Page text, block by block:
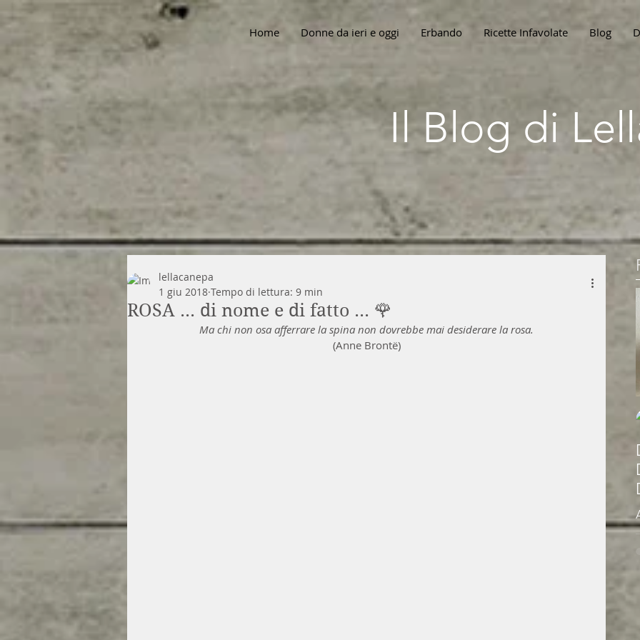
Home Donne da ieri e oggi Erbando Ricette Infavolate Blog
Il Blog di
ROSA ... di nome e di fatto ... 🌹
lellacanepa
1 giu 2018 Tempo di lettura: 9 min
Ma chi non osa afferrare la spina non dovrebbe mai desiderare la rosa.
(Anne Brontë)